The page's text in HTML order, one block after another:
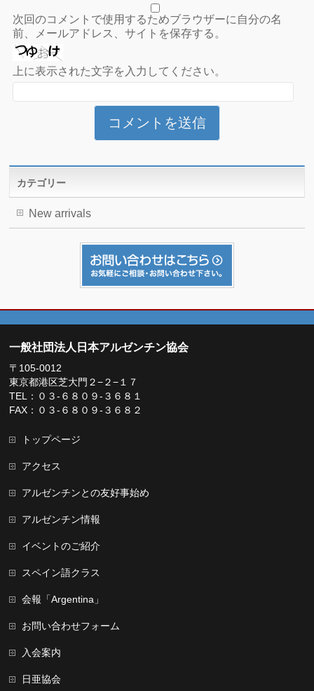
次回のコメントで使用するためブラウザーに自分の名
前、メールアドレス、サイトを保存する。
上に表示された文字を入力してください。
カテゴリー
New arrivals
一般社団法人日本アルゼンチン協会
〒105-0012
東京都港区芝大門２−２−１７
TEL：０３-６８０９-３６８１
FAX：０３-６８０９-３６８２
トップページ
アクセス
アルゼンチンとの友好事始め
アルゼンチン情報
イベントのご紹介
スペイン語クラス
会報「Argentina」
お問い合わせフォーム
入会案内
日亜協会